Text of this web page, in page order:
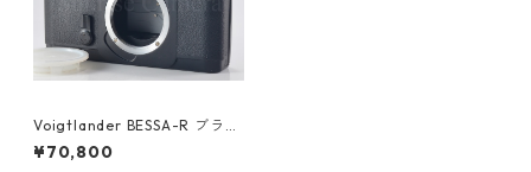
Voigtlander BESSA-R ブラッ
クボディ サイドグリップ付 フ
ォクトレンダー (54077)
¥70,800